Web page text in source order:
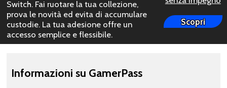
Switch. Fai ruotare la tua collezione,
prova le novità ed evita di accumulare
custodie. La tua adesione offre un
accesso semplice e flessibile.
Scopri
Informazioni su GamerPass